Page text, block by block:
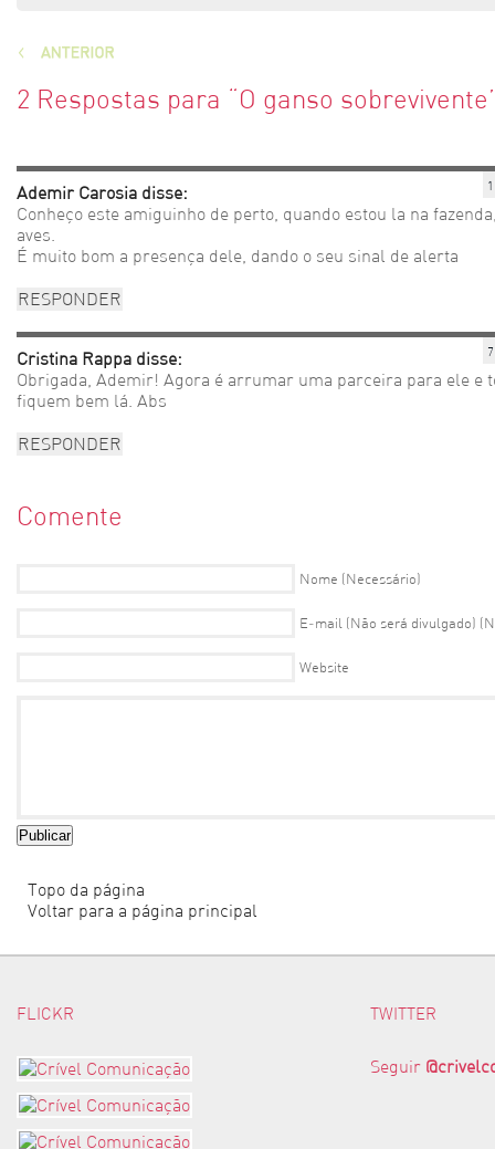
2 Respostas para “O ganso
Ademir Carosia disse:
Conheço este amiguinho de perto, quando estou la na
aves.
É muito bom a presença dele, dando o seu sinal de alerta
RESPONDER
Cristina Rappa disse:
Obrigada, Ademir! Agora é arrumar uma parceira para ele e
fiquem bem lá. Abs
RESPONDER
Comente
Nome (Necessário)
E-mail (Não será divulgado)
Website
Topo da página
Voltar para a página principal
FLICKR TWITTER
Seguir